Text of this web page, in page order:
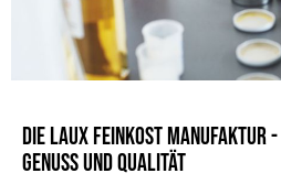
Die LAUX Feinkost
Genuss und Qualität